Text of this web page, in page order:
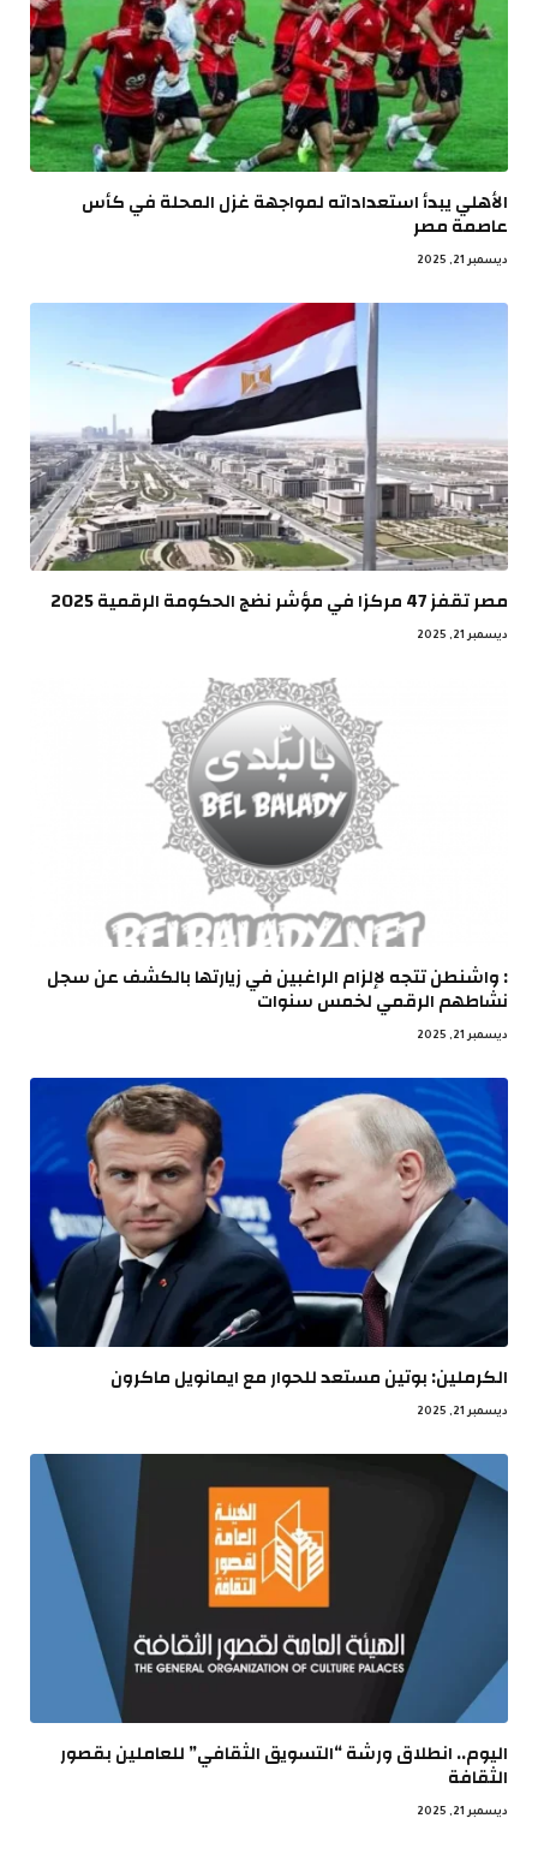
الأهلي يبدأ استعداداته لمواجهة غزل المحلة في كأس
عاصمة مصر
ديسمبر 21, 2025
مصر تقفز 47 مركزا في مؤشر نضج الحكومة الرقمية 2025
ديسمبر 21, 2025
: واشنطن تتجه لإلزام الراغبين في زيارتها بالكشف عن سجل
نشاطهم الرقمي لخمس سنوات
ديسمبر 21, 2025
الكرملين: بوتين مستعد للحوار مع ايمانويل ماكرون
ديسمبر 21, 2025
اليوم.. انطلاق ورشة “التسويق الثقافي” للعاملين بقصور
الثقافة
ديسمبر 21, 2025